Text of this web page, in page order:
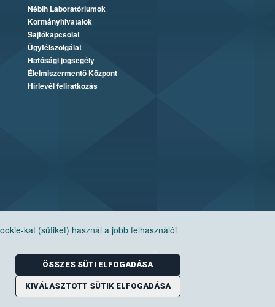
kat (sütiket) használ a jobb felhasználói
ÖSSZES SÜTI ELFOGADÁSA
KIVÁLASZTOTT SÜTIK ELFOGADÁSA
Nébih Laboratóriumok
Kormányhivatalok
Sajtókapcsolat
Ügyfélszolgálat
Hatósági jogsegély
Élelmiszermentő Központ
Hírlevél feliratkozás